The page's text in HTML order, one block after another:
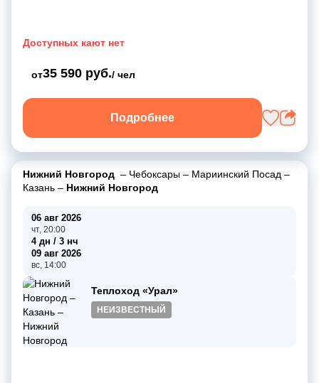
Доступных кают нет
от35 590 руб./ чел
Подробнее
Нижний Новгород – Чебоксары – Мариинский Посад –
Казань – Нижний Новгород
06 авг 2026
чт, 20:00
4 дн / 3 нч
09 авг 2026
вс, 14:00
Теплоход «Урал»
НЕИЗВЕСТНЫЙ